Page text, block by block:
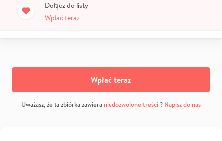
Dołącz do listy
Wpłać teraz
Wpłać teraz
Uważasz, że ta zbiórka zawiera niedozwolone treści? Napisz do nas